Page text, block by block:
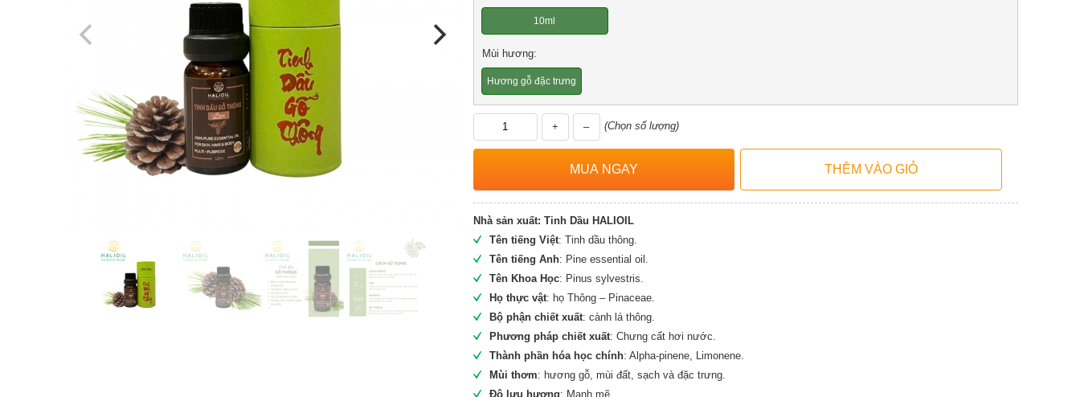
10ml
Mùi hương:
Hương gỗ đặc trưng
+ – (Chọn số lượng)
Nhà sản xuất: Tinh Dầu HALIOIL
Tên tiếng Việt: Tinh dầu thông.
Tên tiếng Anh: Pine essential oil.
Tên Khoa Học: Pinus sylvestris.
Họ thực vật: họ Thông – Pinaceae.
Bộ phận chiết xuất: cành lá thông.
Phương pháp chiết xuất: Chưng cất hơi nước.
Thành phần hóa học chính: Alpha-pinene, Limonene.
Mùi thơm: hương gỗ, mùi đất, sạch và đặc trưng.
Độ lưu hương: Mạnh mẽ.